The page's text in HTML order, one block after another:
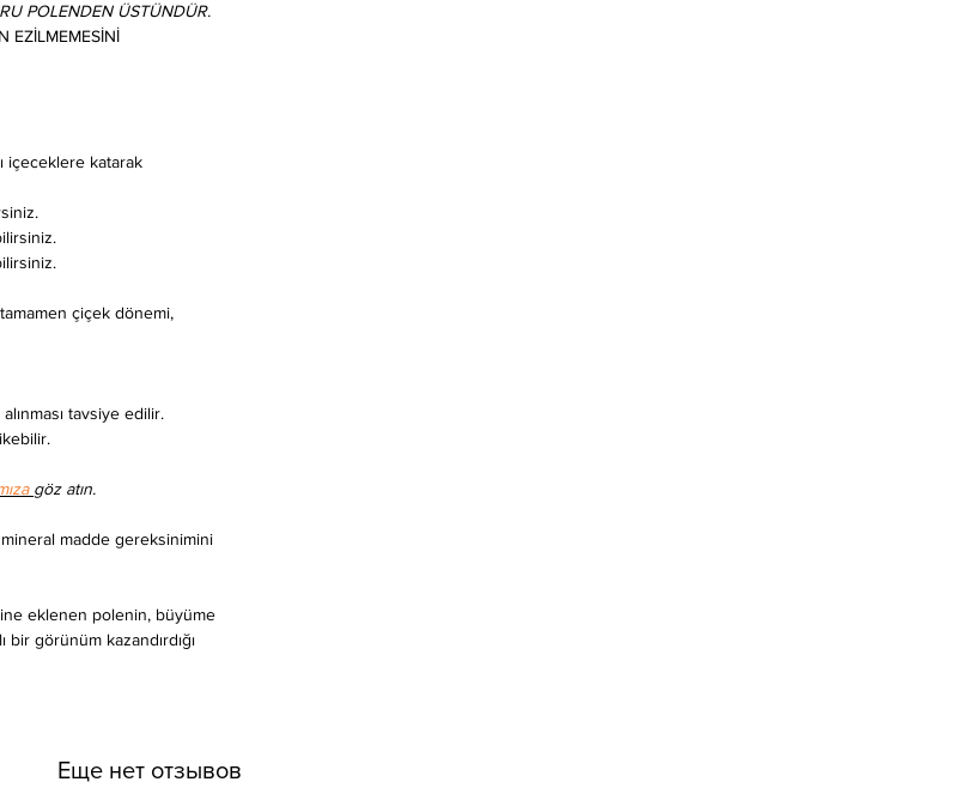
POLENDEN ÜSTÜNDÜR.
EZİLMEMESİNİ
içeceklere katarak
çiçek dönemi,
tavsiye edilir.
göz atın.
madde gereksinimini
eklenen polenin, büyüme
bir görünüm kazandırdığı
Еще нет отзывов